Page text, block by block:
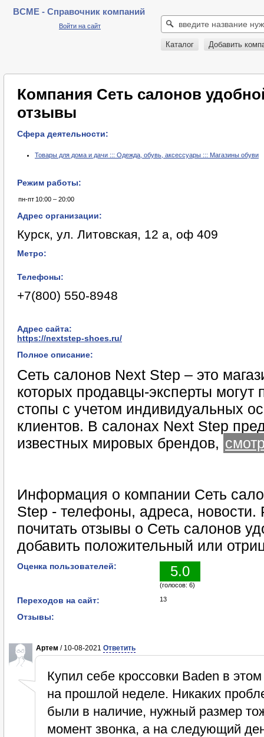
BCME - Справочник компаний
Войти на сайт
Каталог Добавить
Компания Сеть салонов
отзывы
Сфера деятельности:
Товары для дома и дачи ::: Одежда, обувь, аксессуары ::: Магазины обуви
Режим работы:
пн-пт 10:00 – 20:00
Адрес организации:
Курск, ул. Литовская, 12 а, оф 409
Метро:
Телефоны:
+7(800) 550-8948
Адрес сайта:
https://nextstep-shoes.ru/
Полное описание:
Сеть салонов Next Step – это
которых продавцы-эксперты
стопы с учетом индивидуальных
клиентов. В салонах Next Step
известных мировых брендов,
Информация о компании Сеть
Step - телефоны, адреса, новости.
почитать отзывы о Сеть салонов
добавить положительный или
Оценка пользователей: 5.0
(голосов: 6)
Переходов на сайт: 13
Отзывы:
Артем / 10-08-2021 Ответить
Купил себе кроссовки Baden в
на прошлой неделе. Никаких
были в наличие, нужный размер
момент звонка, а на следующий